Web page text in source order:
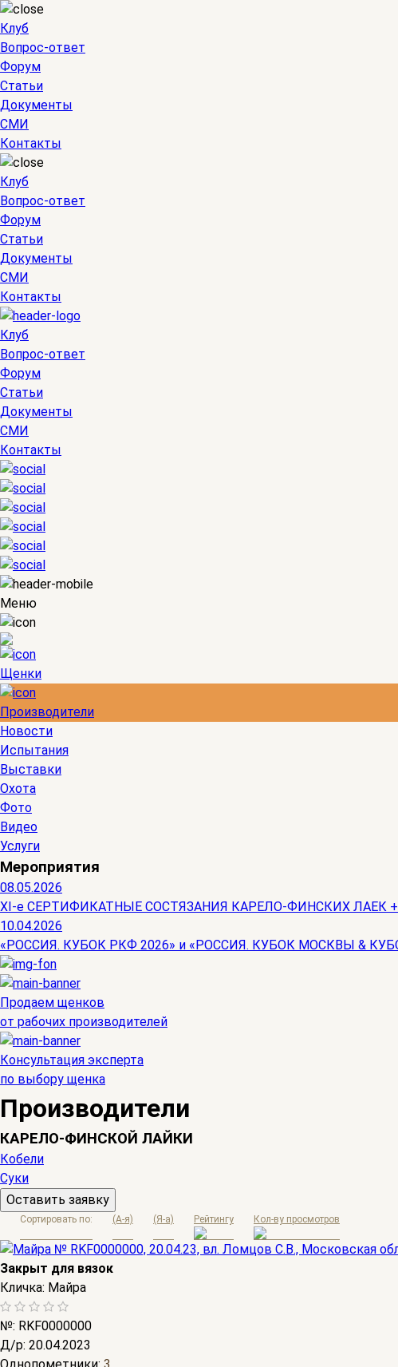
Клуб
Вопрос-ответ
Форум
Статьи
Документы
СМИ
Контакты
Клуб
Вопрос-ответ
Форум
Статьи
Документы
СМИ
Контакты
Клуб
Вопрос-ответ
Форум
Статьи
Документы
СМИ
Контакты
Меню
Щенки
Производители
Новости
Испытания
Выставки
Охота
Фото
Видео
Услуги
Мероприятия
08.05.2026
ХI-е СЕРТИФИКАТНЫЕ СОСТЯЗАНИЯ КАРЕЛО-ФИНСКИХ ЛАЕК
10.04.2026
«РОССИЯ. КУБОК РКФ 2026» и «РОССИЯ. КУБОК МОСКВЫ &
Продаем щенков
от рабочих производителей
Консультация эксперта
по выбору щенка
Производители
КАРЕЛО-ФИНСКОЙ ЛАЙКИ
Кобели
Суки
Оставить заявку
Сортировать по: (A-я) (Я-а) Рейтингу Кол-ву просмотров
Закрыт для вязок
Кличка: Майра
№: RKF0000000
Д/р: 20.04.2023